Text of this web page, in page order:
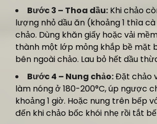
Bước 3 – Thoa dầu: Khi chảo
lượng nhỏ dầu ăn (khoảng 1 thìa
chảo. Dùng khăn giấy hoặc vải
thành một lớp mỏng khắp bề mặt
bên ngoài chảo. Lau bỏ hết dầu
Bước 4 – Nung chảo:Đặt chảo
làm nóng ở 180-200°C, úp ngược
khoảng 1 giờ. Hoặc nung trên bếp
đến khi chảo bốc khói nhẹ rồi tắt